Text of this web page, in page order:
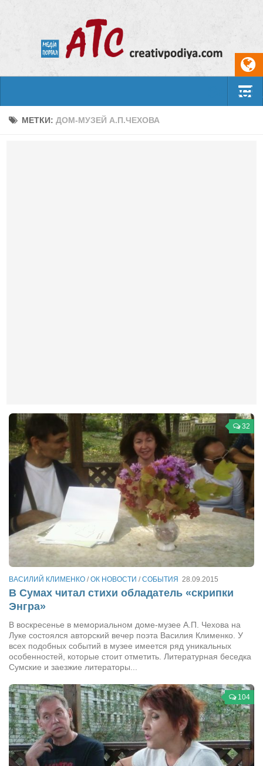
События
Деньги
Традиции
Опросы
Экология
Здоровье
Здоровый образ жизни
Сам себе доктор
Активный отдых
Курьезы
Досье
Лариса Ильченко
Орест Коваль
Тамара Кубракова
Елена Мельник
Вера Паненко
Семён Салатенко
Сергей Шепилов
МЕТКИ: ДОМ-МУЗЕЙ А.П.ЧЕХОВА
32
ВАСИЛИЙ КЛИМЕНКО /ОК НОВОСТИ /СОБЫТИЯ 28.09.2015
В Сумах читал стихи обладатель «скрипки
Энгра»
В воскресенье в мемориальном доме-музее А.П. Чехова на
Луке состоялся авторский вечер поэта Василия Клименко. У
всех подобных событий в музее имеется ряд уникальных
особенностей, которые стоит отметить. Литературная беседка
Сумские и заезжие литераторы...
104